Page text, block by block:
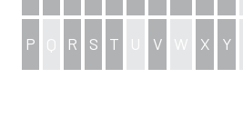
P Q R S T U V W X Y